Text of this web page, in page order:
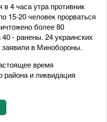
4 часа утра противник
15-20 человек прорваться
более 80
- ранены. 24 украинских
в Минобороны.
время
района и ликвидация